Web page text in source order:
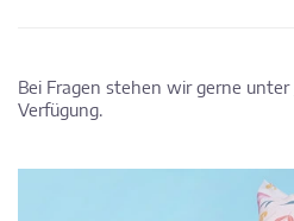
Bei Fragen stehen wir gerne unter
Verfügung.